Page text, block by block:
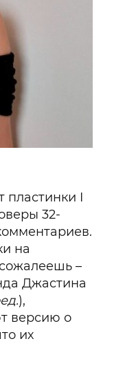
пластинки I
32-
на
–
Джастина
),
версию о
их